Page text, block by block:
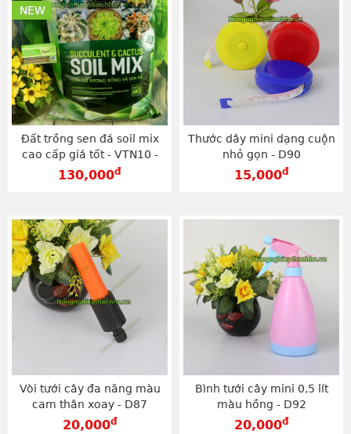
Đất trồng sen đá soil mix
cao cấp giá tốt - VTN10 -
VTN10
130,000đ
NEW
Thước dây mini dạng cuộn
nhỏ gọn - D90
15,000đ
Vòi tưới cây đa năng màu
cam thân xoay - D87
20,000đ
Bình tưới cây mini 0,5 lít
màu hồng - D92
20,000đ